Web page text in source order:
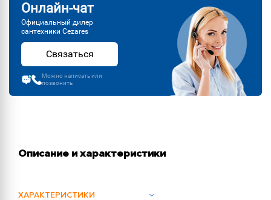
Онлайн-чат
Официальный дилер
сантехники Cezares
Связаться
Можно написать или
позвонить
Описание и характеристики
ХАРАКТЕРИСТИКИ